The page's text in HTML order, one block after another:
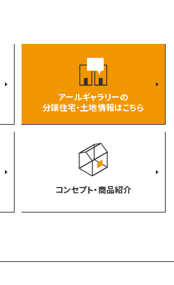
報をできるだけ正確かつ最新
様からお申し出があったとき
ます。
などのお申し出があったとき
に応じて登録情報の追加・変
います。詳細に関しては、この
せ先へご連絡ください。
について
アールギャラリーの
分譲住宅・土地情報はこちら
コンセプト・商品紹介